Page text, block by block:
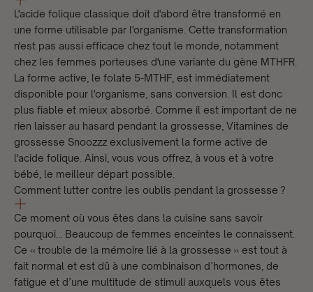
L'acide folique classique doit d'abord être transformé en
une forme utilisable par l'organisme. Cette transformation
n'est pas aussi efficace chez tout le monde, notamment
chez les femmes porteuses d'une variante du gène MTHFR.
La forme active, le folate 5-MTHF, est immédiatement
disponible pour l'organisme, sans conversion. Il est donc
plus fiable et mieux absorbé. Comme il est important de ne
rien laisser au hasard pendant la grossesse, Vitamines de
grossesse Snoozzz exclusivement la forme active de
l'acide folique. Ainsi, vous vous offrez, à vous et à votre
bébé, le meilleur départ possible.
Comment lutter contre les oublis pendant la grossesse ?
Ce moment où vous êtes dans la cuisine sans savoir
pourquoi… Beaucoup de femmes enceintes le connaissent.
Ce « trouble de la mémoire lié à la grossesse » est tout à
fait normal et est dû à une combinaison d’hormones, de
fatigue et d’une multitude de stimuli auxquels vous êtes